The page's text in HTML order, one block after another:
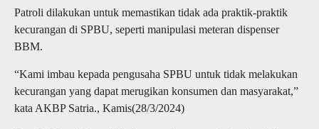
Patroli dilakukan untuk memastikan tidak ada praktik-praktik
kecurangan di SPBU, seperti manipulasi meteran dispenser
BBM.
“Kami imbau kepada pengusaha SPBU untuk tidak melakukan
kecurangan yang dapat merugikan konsumen dan masyarakat,”
kata AKBP Satria., Kamis(28/3/2024)